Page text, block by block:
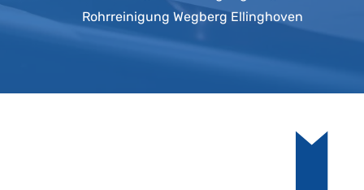
Rohrreinigung Wegberg Ellinghoven